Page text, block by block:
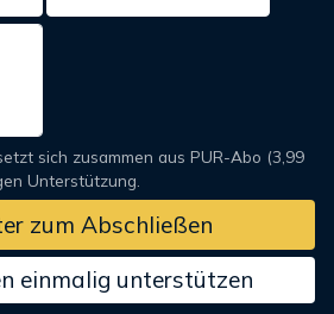
sich zusammen aus PUR-Abo (3,99
Unterstützung.
zum Abschließen
einmalig unterstützen